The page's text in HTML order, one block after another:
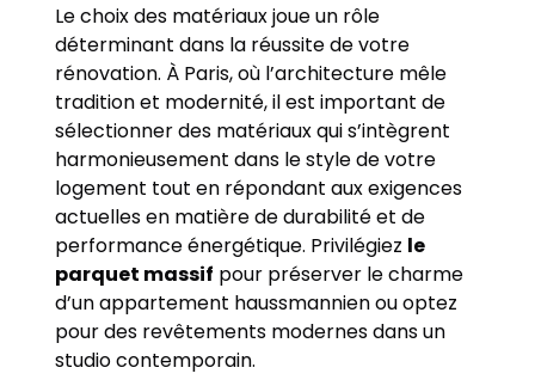
Le choix des matériaux joue un rôle
déterminant dans la réussite de votre
rénovation. À Paris, où l’architecture mêle
tradition et modernité, il est important de
sélectionner des matériaux qui s’intègrent
harmonieusement dans le style de votre
logement tout en répondant aux exigences
actuelles en matière de durabilité et de
performance énergétique. Privilégiez le
parquet massif pour préserver le charme
d’un appartement haussmannien ou optez
pour des revêtements modernes dans un
studio contemporain.